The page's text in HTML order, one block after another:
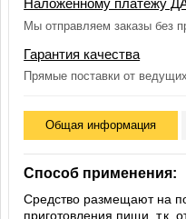
Наложенному платежу
Мы отправляем заказы без
Гарантия качества
Прямые поставки от
Общая информация
Способ применения:
Средство размещают на
приготовления пищи, т.к.